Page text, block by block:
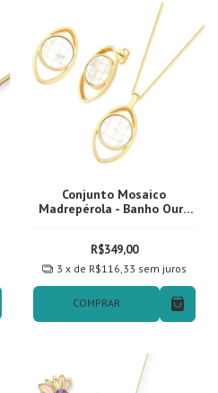
Conjunto Mosaico
Madrepérola - Banho Ouro
R$349,00
3 x de R$116,33 sem juros
COMPRAR